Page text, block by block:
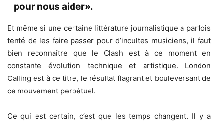
pour nous aider».
Et même si une certaine littérature journalistique a parfois
tenté de les faire passer pour d’incultes musiciens, il faut
bien reconnaître que le Clash est à ce moment en
constante évolution technique et artistique. London
Calling est à ce titre, le résultat flagrant et bouleversant de
ce mouvement perpétuel.
Ce qui est certain, c’est que les temps changent. Il y a